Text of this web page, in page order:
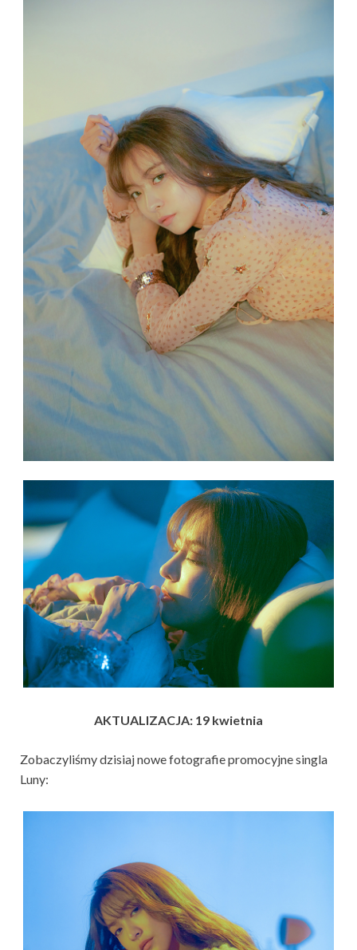
AKTUALIZACJA: 19 kwietnia
Zobaczyliśmy dzisiaj nowe fotografie promocyjne singla
Luny: